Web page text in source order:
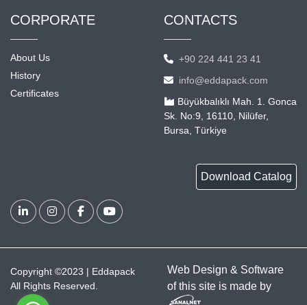
CORPORATE
About Us
History
Certificates
CONTACTS
+90 224 441 23 41
info@eddapack.com
Büyükbalıklı Mah. 1. Gonca
Sk. No:9, 16110, Nilüfer,
Bursa, Türkiye
Download Catalog
Copyright ©2023 | Eddapack
All Rights Reserved.
Web Design & Software
of this site is made by